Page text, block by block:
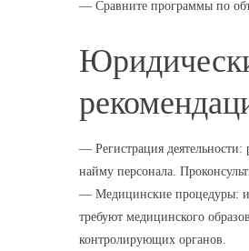
— Сравните программы по
— Регистрация
найму персонала.
— Медицинские процедуры:
требуют медицинского
контролирующих органов.